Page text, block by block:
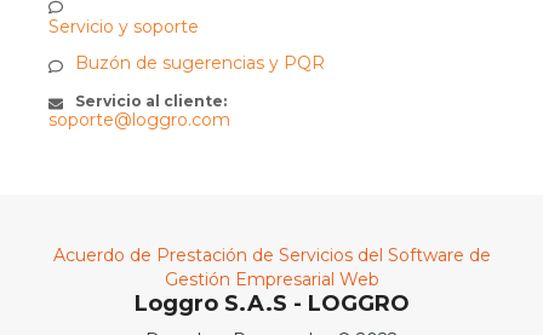
Servicio y soporte
Buzón de sugerencias y PQR
Servicio al cliente:
soporte@loggro.com
Acuerdo de Prestación de Servicios del Software de
Gestión Empresarial Web
Loggro S.A.S - LOGGRO